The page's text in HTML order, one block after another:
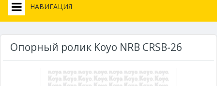
НАВИГАЦИЯ
Опорный ролик Koyo NRB CRSB-26